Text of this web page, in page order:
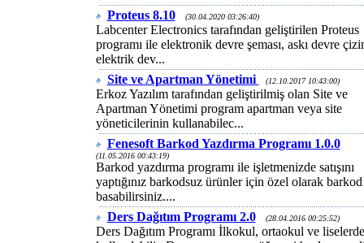
Proteus 8.10
(30.04.2020 03:26:40)
Labcenter Electronics tarafından geliştirilen Proteus
programı ile elektronik devre şeması, askı devre
elektrik dev...
Site ve Apartman Yönetimi
(12.10.2017 10:43:00)
Erkoz Yazılım tarafından geliştirilmiş olan Site ve
Apartman Yönetimi program apartman veya site
yöneticilerinin kullanabilec...
Fenesoft Barkod Yazdırma Programı 1.0.0
(11.05.2016 00:43:19)
Barkod yazdırma programı ile işletmenizde satışını
yaptığınız barkodsuz ürünler için özel olarak barkod
basabilirsiniz....
Ders Dağıtım Programı 2.0
(28.04.2016 00:25:52)
Ders Dağıtım Programı İlkokul, ortaokul ve liselerde